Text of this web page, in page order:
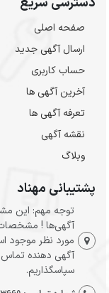
صفحه اصلی
ارسال‌ آگهی جدید
حساب کاربری
آخرین آگهی ها
تعرفه آگهی ها
نقشه آگهی
وبلاگ
پشتیبانی مهناد
توجه مهم: این
آگهی‌ها !
مورد نظر موجود
آگهی دهنده تماس
سپاسگذاریم.